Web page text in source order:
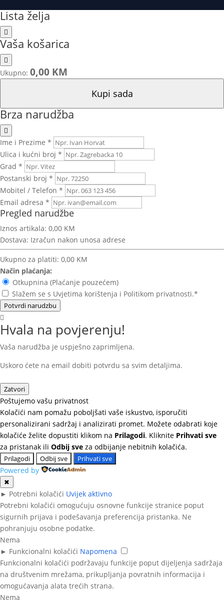
Lista želja
Vaša košarica
Ukupno: 0,00 KM
Kupi sada
Brza narudžba
Ime i Prezime *
Ulica i kućni broj *
Grad *
Postanski broj *
Mobitel / Telefon *
Email adresa *
Pregled narudžbe
Iznos artikala: 0,00 KM
Dostava: Izračun nakon unosa adrese
Ukupno za platiti: 0,00 KM
Način plaćanja:
Otkupnina (Plaćanje pouzećem)
Slažem se s Uvjetima korištenja i Politikom privatnosti.*
Potvrdi narudzbu
Hvala na povjerenju!
Vaša narudžba je uspješno zaprimljena.
Uskoro ćete na email dobiti potvrdu sa svim detaljima.
Zatvori
Poštujemo vašu privatnost
Kolačići nam pomažu poboljšati vaše iskustvo, isporučiti
personalizirani sadržaj i analizirati promet. Možete odabrati koje
kolačiće želite dopustiti klikom na Prilagodi. Kliknite Prihvati sve
za pristanak ili Odbij sve za odbijanje nebitnih kolačića.
Prilagodi Odbij sve Prihvati sve
Powered by
✖
► Potrebni kolačići Uvijek aktivno
Potrebni kolačići omogućuju osnovne funkcije stranice poput
sigurnih prijava i podešavanja preferencija pristanka. Ne
pohranjuju osobne podatke.
Nema
► Funkcionalni kolačići Napomena
Funkcionalni kolačići podržavaju funkcije poput dijeljenja sadržaja
na društvenim mrežama, prikupljanja povratnih informacija i
omogućavanja alata trećih strana.
Nema